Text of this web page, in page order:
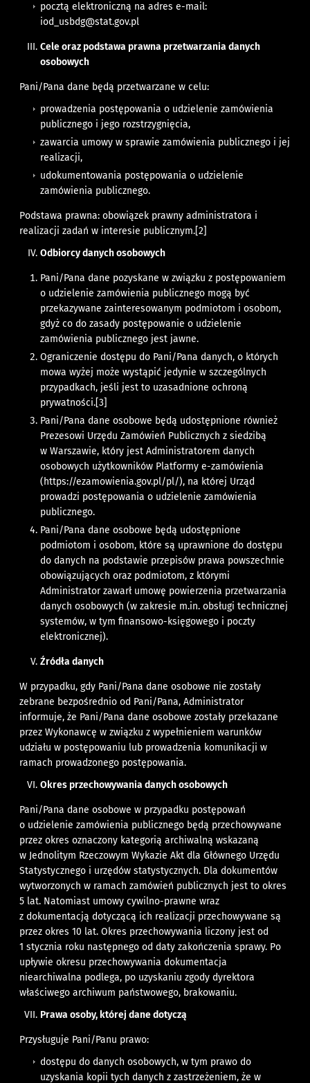
pocztą elektroniczną na adres e-mail:
iod_usbdg@stat.gov.pl
Cele oraz podstawa prawna przetwarzania danych
osobowych
Pani/Pana dane będą przetwarzane w celu:
prowadzenia postępowania o udzielenie zamówienia
publicznego i jego rozstrzygnięcia,
zawarcia umowy w sprawie zamówienia publicznego i jej
realizacji,
udokumentowania postępowania o udzielenie
zamówienia publicznego.
Podstawa prawna: obowiązek prawny administratora i
realizacji zadań w interesie publicznym.[2]
Odbiorcy danych osobowych
Pani/Pana dane pozyskane w związku z postępowaniem
o udzielenie zamówienia publicznego mogą być
przekazywane zainteresowanym podmiotom i osobom,
gdyż co do zasady postępowanie o udzielenie
zamówienia publicznego jest jawne.
Ograniczenie dostępu do Pani/Pana danych, o których
mowa wyżej może wystąpić jedynie w szczególnych
przypadkach, jeśli jest to uzasadnione ochroną
prywatności.[3]
Pani/Pana dane osobowe będą udostępnione również
Prezesowi Urzędu Zamówień Publicznych z siedzibą
w Warszawie, który jest Administratorem danych
osobowych użytkowników Platformy e-zamówienia
(https://ezamowienia.gov.pl/pl/), na której Urząd
prowadzi postępowania o udzielenie zamówienia
publicznego.
Pani/Pana dane osobowe będą udostępnione
podmiotom i osobom, które są uprawnione do dostępu
do danych na podstawie przepisów prawa powszechnie
obowiązujących oraz podmiotom, z którymi
Administrator zawarł umowę powierzenia przetwarzania
danych osobowych (w zakresie m.in. obsługi technicznej
systemów, w tym finansowo-księgowego i poczty
elektronicznej).
Źródła danych
W przypadku, gdy Pani/Pana dane osobowe nie zostały
zebrane bezpośrednio od Pani/Pana, Administrator
informuje, że Pani/Pana dane osobowe zostały przekazane
przez Wykonawcę w związku z wypełnieniem warunków
udziału w postępowaniu lub prowadzenia komunikacji w
ramach prowadzonego postępowania.
Okres przechowywania danych osobowych
Pani/Pana dane osobowe w przypadku postępowań
o udzielenie zamówienia publicznego będą przechowywane
przez okres oznaczony kategorią archiwalną wskazaną
w Jednolitym Rzeczowym Wykazie Akt dla Głównego Urzędu
Statystycznego i urzędów statystycznych. Dla dokumentów
wytworzonych w ramach zamówień publicznych jest to okres
5 lat. Natomiast umowy cywilno-prawne wraz
z dokumentacją dotyczącą ich realizacji przechowywane są
przez okres 10 lat. Okres przechowywania liczony jest od
1 stycznia roku następnego od daty zakończenia sprawy. Po
upływie okresu przechowywania dokumentacja
niearchiwalna podlega, po uzyskaniu zgody dyrektora
właściwego archiwum państwowego, brakowaniu.
Prawa osoby, której dane dotyczą
Przysługuje Pani/Panu prawo:
dostępu do danych osobowych, w tym prawo do
uzyskania kopii tych danych z zastrzeżeniem, że w